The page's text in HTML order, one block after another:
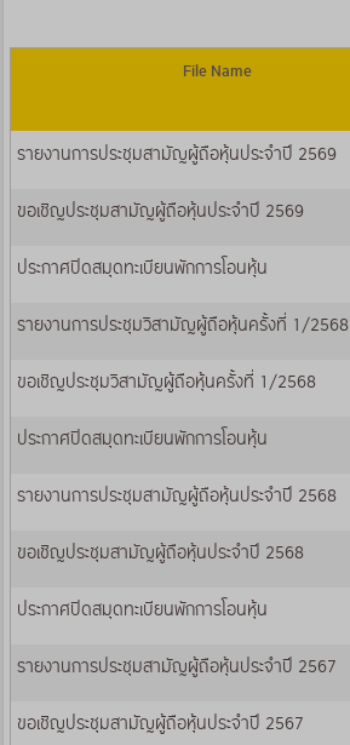
File Name
รายงานการประชุมสามัญผู้ถือหุ้นประจำปี 2569
ขอเชิญประชุมสามัญผู้ถือหุ้นประจำปี 2569
ประกาศปิดสมุดทะเบียนพักการโอนหุ้น
รายงานการประชุมวิสามัญผู้ถือหุ้นครั้งที่ 1/2568
ขอเชิญประชุมวิสามัญผู้ถือหุ้นครั้งที่ 1/2568
ประกาศปิดสมุดทะเบียนพักการโอนหุ้น
รายงานการประชุมสามัญผู้ถือหุ้นประจำปี 2568
ขอเชิญประชุมสามัญผู้ถือหุ้นประจำปี 2568
ประกาศปิดสมุดทะเบียนพักการโอนหุ้น
รายงานการประชุมสามัญผู้ถือหุ้นประจำปี 2567
ขอเชิญประชุมสามัญผู้ถือหุ้นประจำปี 2567